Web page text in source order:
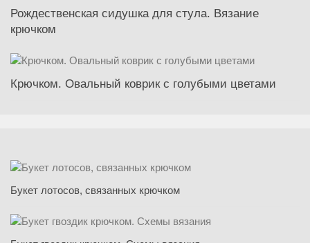
Рождественская сидушка для стула. Вязание
крючком
Крючком. Овальный коврик с голубыми цветами
Букет лотосов, связанных крючком